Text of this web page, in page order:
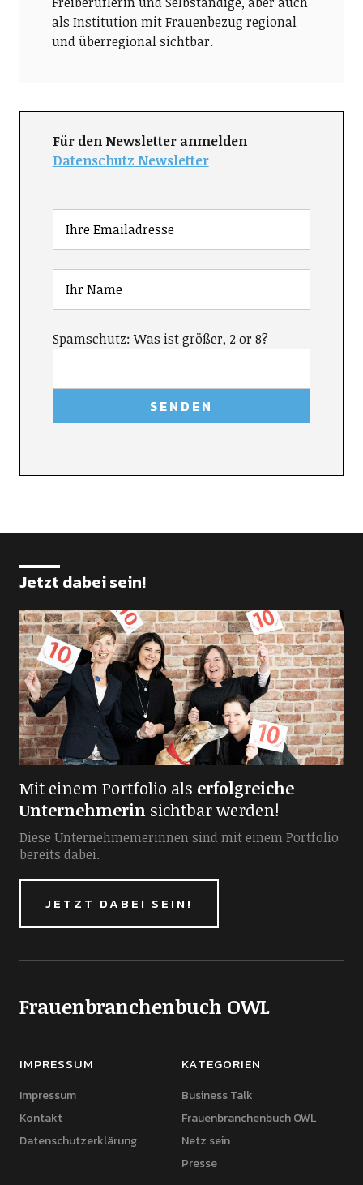
als Institution mit Frauenbezug regional
und überregional sichtbar.
Für den Newsletter anmelden
Datenschutz Newsletter
Spamschutz: Was ist größer, 2 or 8?
Jetzt dabei sein!
Mit einem Portfolio als erfolgreiche
Unternehmerinsichtbar werden!
Diese Unternehmemerinnen sind mit einem Portfolio
bereits dabei.
JETZT DABEI SEIN!
Frauenbranchenbuch OWL
IMPRESSUM
Impressum
Kontakt
Datenschutzerklärung
KATEGORIEN
Business Talk
Frauenbranchenbuch OWL
Netz sein
Presse